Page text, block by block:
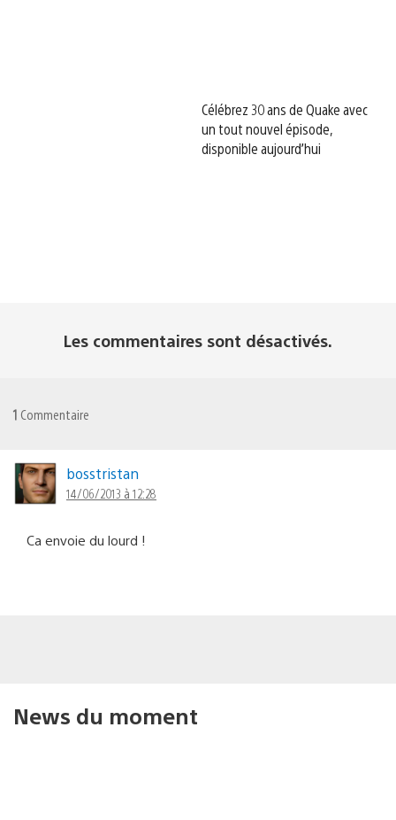
Célébrez 30 ans de Quake avec
un tout nouvel épisode,
disponible aujourd’hui
Les commentaires sont désactivés.
1 Commentaire
bosstristan
14/06/2013 à 12:28
Ca envoie du lourd !
News du moment